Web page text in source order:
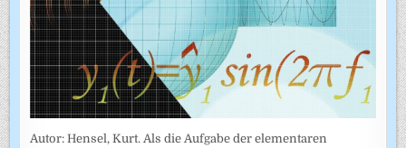
Autor: Hensel, Kurt. Als die Aufgabe der elementaren